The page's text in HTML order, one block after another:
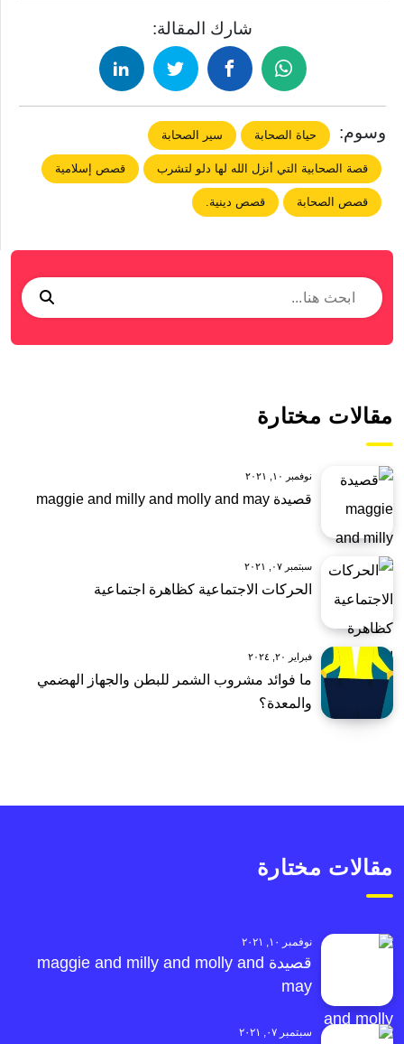
شارك المقالة:
وسوم: حياة الصحابة سير الصحابة
قصة الصحابية التي أنزل الله لها دلو لتشرب قصص إسلامية
قصص الصحابة قصص دينية.
مقالات مختارة
نوفمبر ١٠, ٢٠٢١
قصيدة maggie and milly and molly and may
سبتمبر ٠٧, ٢٠٢١
الحركات الاجتماعية كظاهرة اجتماعية
فبراير ٢٠, ٢٠٢٤
ما فوائد مشروب الشمر للبطن والجهاز الهضمي
والمعدة؟
مقالات مختارة
نوفمبر ١٠, ٢٠٢١
قصيدة maggie and milly and molly and
may
سبتمبر ٠٧, ٢٠٢١